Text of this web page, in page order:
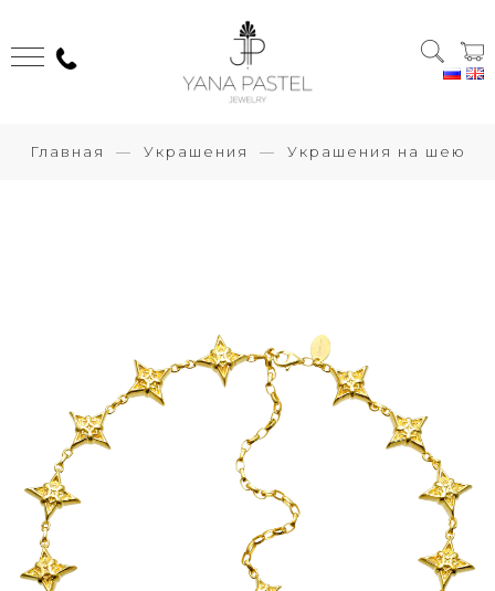
Главная Украшения Украшения на шею